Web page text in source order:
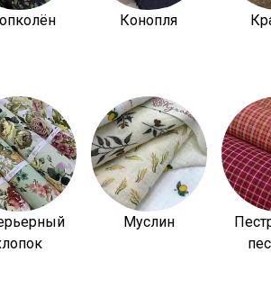
Конопля
Муслин
категории тканей
Подписаться
сПолитикой обработки персональных
Согласие на обработку персональных
на получение рекламных и